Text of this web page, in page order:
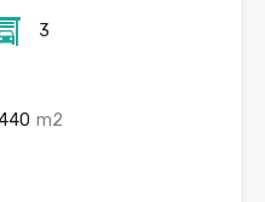
3
440 m2